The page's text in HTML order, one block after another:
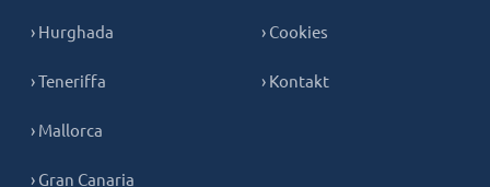
› Hurghada
› Teneriffa
› Mallorca
› Gran Canaria
› Cookies
› Kontakt